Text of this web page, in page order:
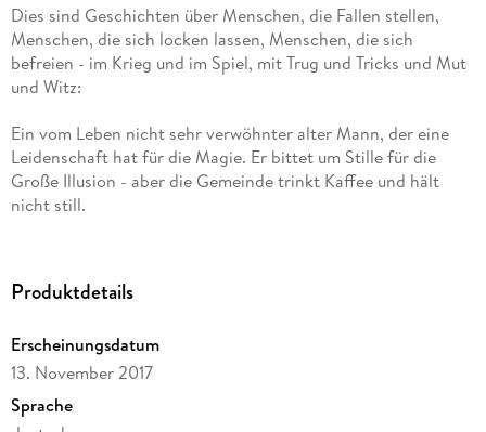
Dies sind Geschichten über Menschen, die Fallen stellen,
Menschen, die sich locken lassen, Menschen, die sich
befreien - im Krieg und im Spiel, mit Trug und Tricks und Mut
und Witz:
Ein vom Leben nicht sehr verwöhnter alter Mann, der eine
Leidenschaft hat für die Magie. Er bittet um Stille für die
Große Illusion - aber die Gemeinde trinkt Kaffee und hält
nicht still.
mit ihnen spielt.
Zwei Freunde, die mit Karacho und Geschick ihren
Sehnsüchten hinterherjagen, quer durch Europa: einer
Surrealistin, einem bedrohten Vogel.
Produktdetails
Erscheinungsdatum
13. November 2017
Sprache